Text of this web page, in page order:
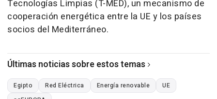
Tecnologías Limpias (T-MED), un mecanismo de
cooperación energética entre la UE y los países
socios del Mediterráneo.
Últimas noticias sobre estos temas
Egipto Red Eléctrica Energía renovable
UE